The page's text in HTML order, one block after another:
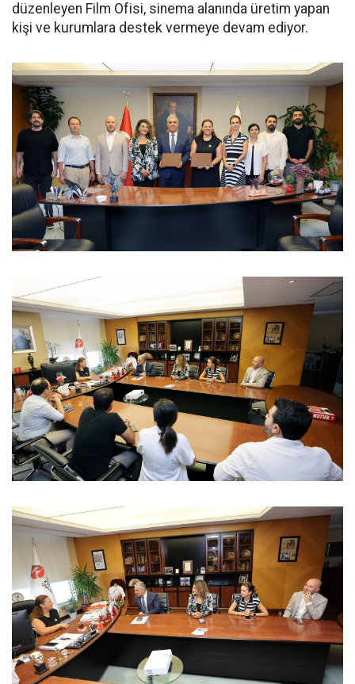
düzenleyen Film Ofisi, sinema alanında üretim yapan
kişi ve kurumlara destek vermeye devam ediyor.